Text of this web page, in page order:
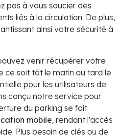
pas à vous soucier des
liés à la circulation. De plus,
ainsi votre sécurité à
venir récupérer votre
ce soit tôt le matin ou tard le
pour les utilisateurs de
conçu notre service pour
du parking se fait
mobile, rendant l'accès
Plus besoin de clés ou de